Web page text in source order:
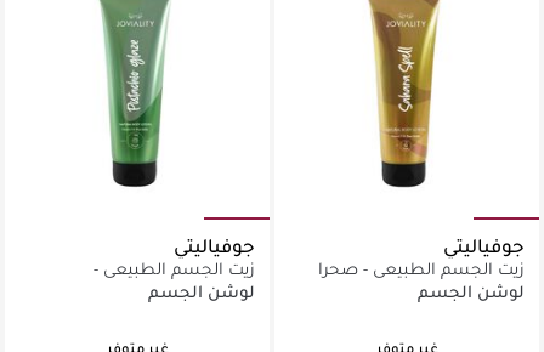
جوفياليتي
زيت الجسم الطبيعي - صحرا
سبيل ٢٤٠ مل
لوشن الجسم
جوفياليتي
زيت الجسم الطبيعي -
بيستاشيو جليز ٢٤٠ مل
لوشن الجسم